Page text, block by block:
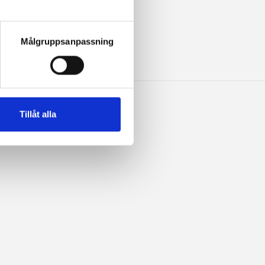
hittar information om hur du
Målgruppsanpassning
Tillåt alla